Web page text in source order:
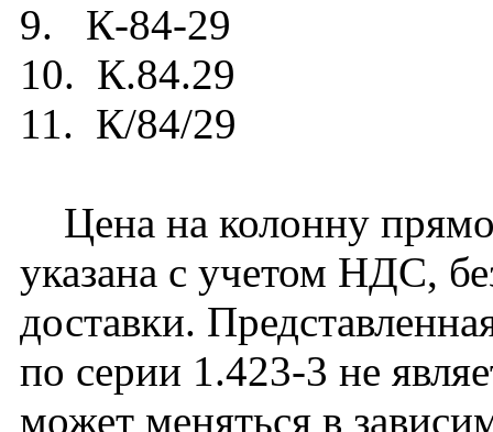
9. К-84-29
10. К.84.29
11. К/84/29
Цена на колонну
указана с учетом НДС,
доставки.
по серии 1.423-3 не
может меняться в